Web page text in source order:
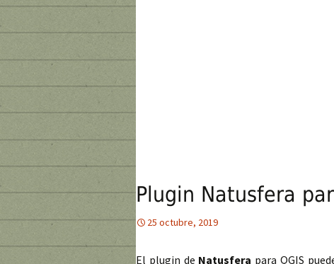
Plugin Natusfera
25 octubre, 2019
El plugin de Natusfera para QGIS